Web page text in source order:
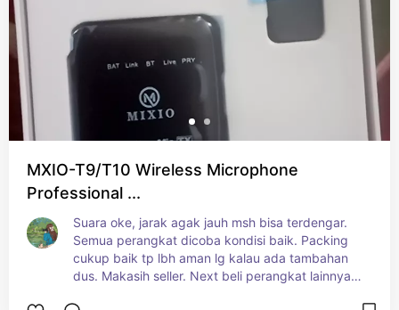
MXIO-T9/T10 Wireless Microphone
Professional ...
Suara oke, jarak agak jauh msh bisa terdengar.
Semua perangkat dicoba kondisi baik. Packing
cukup baik tp lbh aman lg kalau ada tambahan
dus. Makasih seller. Next beli perangkat lainnya